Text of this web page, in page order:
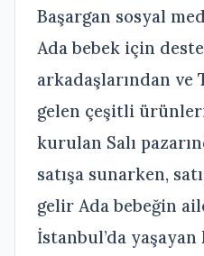
Başargan sosyal
Ada bebek için
arkadaşlarından ve
gelen çeşitli
kurulan Salı
satışa sunarken,
gelir Ada bebeğin
İstanbul’da